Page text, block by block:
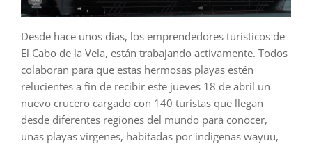
Desde hace unos días, los emprendedores turísticos de
El Cabo de la Vela, están trabajando activamente. Todos
colaboran para que estas hermosas playas estén
relucientes a fin de recibir este jueves 18 de abril un
nuevo crucero cargado con 140 turistas que llegan
desde diferentes regiones del mundo para conocer,
unas playas vírgenes, habitadas por indígenas wayuu,